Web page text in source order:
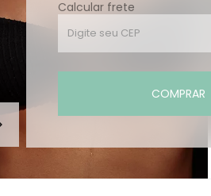
Calcular frete
COMPRAR